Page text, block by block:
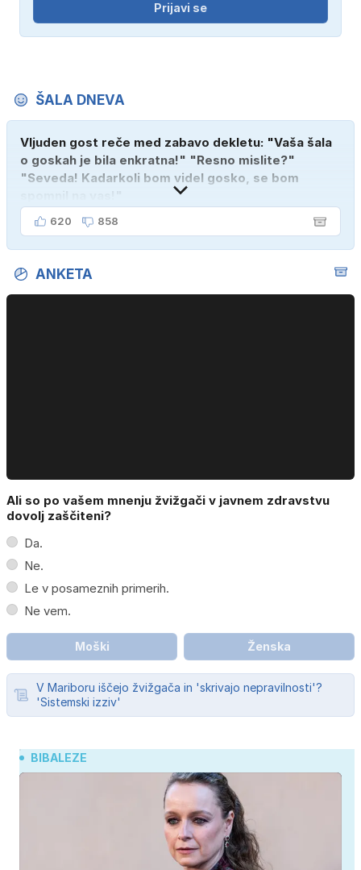
Prijavi se
ŠALA DNEVA
Vljuden gost reče med zabavo dekletu: "Vaša šala
o goskah je bila enkratna!" "Resno mislite?"
"Seveda! Kadarkoli bom videl gosko, se bom
620 858
ANKETA
Ali so po vašem mnenju žvižgači v javnem zdravstvu
dovolj zaščiteni?
Da.
Ne.
Le v posameznih primerih.
Ne vem.
Moški Ženska
V Mariboru iščejo žvižgača in 'skrivajo nepravilnosti'?
'Sistemski izziv'
BIBALEZE